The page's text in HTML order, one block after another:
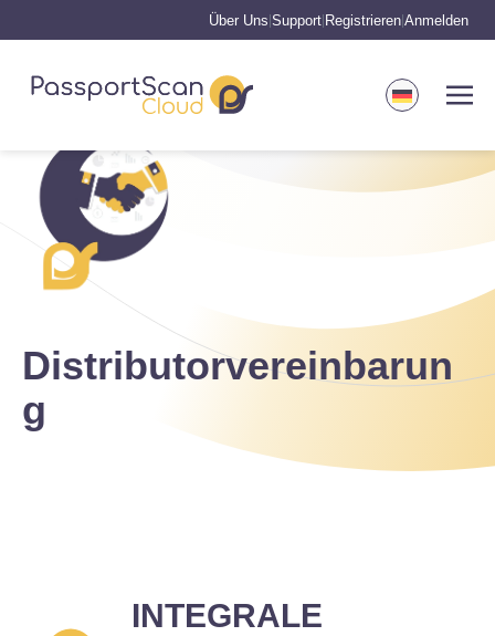
Über Uns Support Registrieren Anmelden
Distributorvereinbarun
g
INTEGRALE